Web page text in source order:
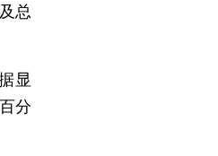
总
显
分